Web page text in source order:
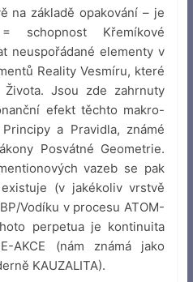
na základě opakování – je
schopnost Křemíkové
neuspořádané elementy v
Reality Vesmíru, které
Jsou zde zahrnuty
efekt těchto makro-
a Pravidla, známé
Posvátné Geometrie.
vazeb se pak
(v jakékoliv vrstvě
Vodíku v procesu ATOM-
perpetua je kontinuita
AKCE (nám známá jako
KAUZALITA).